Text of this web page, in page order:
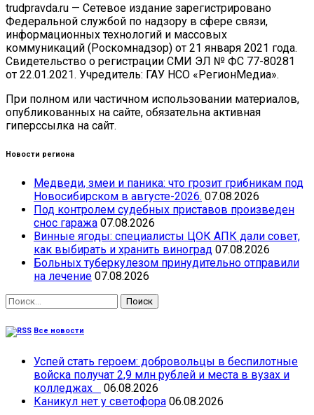
trudpravda.ru — Сетевое издание зарегистрировано
Федеральной службой по надзору в сфере связи,
информационных технологий и массовых
коммуникаций (Роскомнадзор) от 21 января 2021 года.
Свидетельство о регистрации СМИ ЭЛ № ФС 77-80281
от 22.01.2021. Учредитель: ГАУ НСО «РегионМедиа».
При полном или частичном использовании материалов,
опубликованных на сайте, обязательна активная
гиперссылка на сайт.
Новости региона
Медведи, змеи и паника: что грозит грибникам под
Новосибирском в августе-2026. 07.08.2026
Под контролем судебных приставов произведен
снос гаража 07.08.2026
Винные ягоды: специалисты ЦОК АПК дали совет,
как выбирать и хранить виноград 07.08.2026
Больных туберкулезом принудительно отправили
на лечение 07.08.2026
Найти:
Все новости
Успей стать героем: добровольцы в беспилотные
войска получат 2,9 млн рублей и места в вузах и
колледжах
06.08.2026
Каникул нет у светофора 06.08.2026